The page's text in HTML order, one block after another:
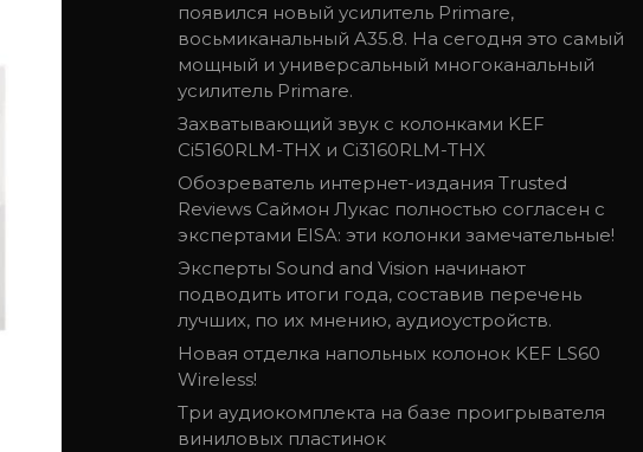
появился новый усилитель Primare,
восьмиканальный A35.8. На сегодня это самый
мощный и универсальный многоканальный
усилитель Primare.
Захватывающий звук с колонками KEF
Ci5160RLM-THX и Ci3160RLM-THX
Обозреватель интернет-издания Trusted
Reviews Саймон Лукас полностью согласен с
экспертами EISA: эти колонки замечательные!
Эксперты Sound and Vision начинают
подводить итоги года, составив перечень
лучших, по их мнению, аудиоустройств.
Новая отделка напольных колонок KEF LS60
Wireless!
Три аудиокомплекта на базе проигрывателя
виниловых пластинок